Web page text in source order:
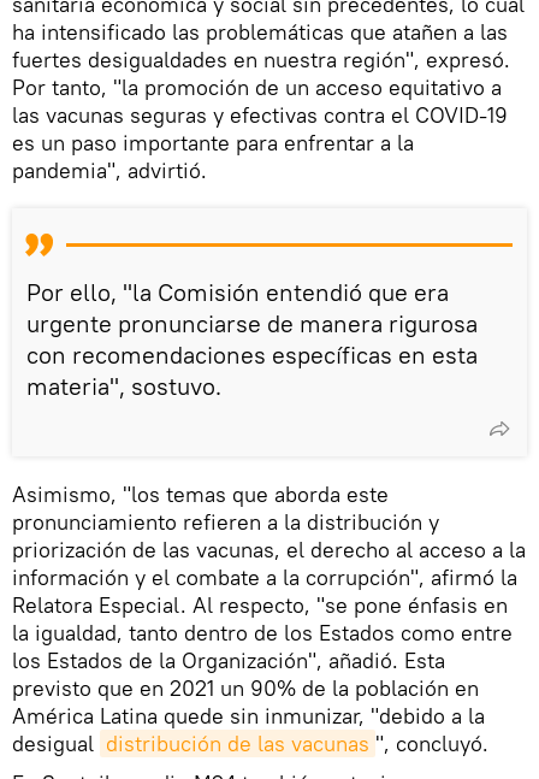
ha intensificado las problemáticas que atañen a las
fuertes desigualdades en nuestra región", expresó.
Por tanto, "la promoción de un acceso equitativo a
las vacunas seguras y efectivas contra el COVID-19
es un paso importante para enfrentar a la
pandemia", advirtió.
Por ello, "la Comisión entendió que era
urgente pronunciarse de manera rigurosa
con recomendaciones específicas en esta
materia", sostuvo.
Asimismo, "los temas que aborda este
pronunciamiento refieren a la distribución y
priorización de las vacunas, el derecho al acceso a la
información y el combate a la corrupción", afirmó la
Relatora Especial. Al respecto, "se pone énfasis en
la igualdad, tanto dentro de los Estados como entre
los Estados de la Organización", añadió. Esta
previsto que en 2021 un 90% de la población en
América Latina quede sin inmunizar, "debido a la
desigual distribución de las vacunas ", concluyó.